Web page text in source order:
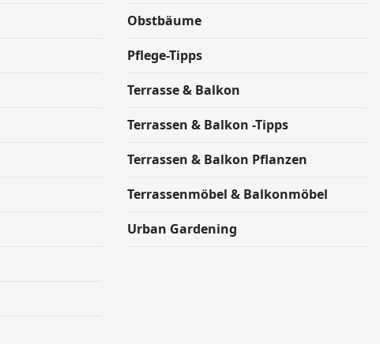
Obstbäume
Pflege-Tipps
Terrasse & Balkon
Terrassen & Balkon -Tipps
Terrassen & Balkon Pflanzen
Terrassenmöbel & Balkonmöbel
Urban Gardening